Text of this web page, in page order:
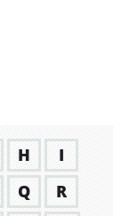
H
I
Q
R